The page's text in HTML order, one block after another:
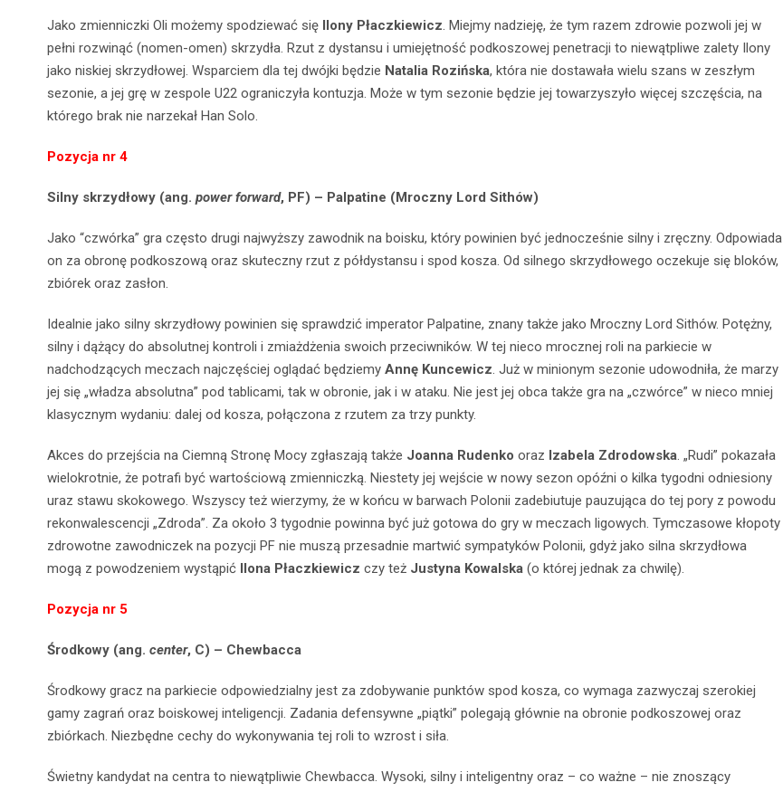
Jako zmienniczki Oli możemy spodziewać się Ilony Płaczkiewicz. Miejmy nadzieję, że tym razem zdrowie pozwoli jej w
pełni rozwinąć (nomen-omen) skrzydła. Rzut z dystansu i umiejętność podkoszowej penetracji to niewątpliwe zalety Ilony
jako niskiej skrzydłowej. Wsparciem dla tej dwójki będzie Natalia Rozińska, która nie dostawała wielu szans w zeszłym
sezonie, a jej grę w zespole U22 ograniczyła kontuzja. Może w tym sezonie będzie jej towarzyszyło więcej szczęścia, na
którego brak nie narzekał Han Solo.
Pozycja nr 4
Silny skrzydłowy (ang. power forward, PF) – Palpatine (Mroczny Lord Sithów)
Jako “czwórka” gra często drugi najwyższy zawodnik na boisku, który powinien być jednocześnie silny i zręczny. Odpowiada
on za obronę podkoszową oraz skuteczny rzut z półdystansu i spod kosza. Od silnego skrzydłowego oczekuje się bloków,
zbiórek oraz zasłon.
Idealnie jako silny skrzydłowy powinien się sprawdzić imperator Palpatine, znany także jako Mroczny Lord Sithów. Potężny,
silny i dążący do absolutnej kontroli i zmiażdżenia swoich przeciwników. W tej nieco mrocznej roli na parkiecie w
nadchodzących meczach najczęściej oglądać będziemy Annę Kuncewicz. Już w minionym sezonie udowodniła, że marzy
jej się „władza absolutna” pod tablicami, tak w obronie, jak i w ataku. Nie jest jej obca także gra na „czwórce” w nieco mniej
klasycznym wydaniu: dalej od kosza, połączona z rzutem za trzy punkty.
Akces do przejścia na Ciemną Stronę Mocy zgłaszają także Joanna Rudenko oraz Izabela Zdrodowska. „Rudi” pokazała
wielokrotnie, że potrafi być wartościową zmienniczką. Niestety jej wejście w nowy sezon opóźni o kilka tygodni odniesiony
uraz stawu skokowego. Wszyscy też wierzymy, że w końcu w barwach Polonii zadebiutuje pauzująca do tej pory z powodu
rekonwalescencji „Zdroda”. Za około 3 tygodnie powinna być już gotowa do gry w meczach ligowych. Tymczasowe kłopoty
zdrowotne zawodniczek na pozycji PF nie muszą przesadnie martwić sympatyków Polonii, gdyż jako silna skrzydłowa
mogą z powodzeniem wystąpić
Ilona Płaczkiewicz czy też Justyna Kowalska (o której jednak za chwilę).
Pozycja nr 5
Środkowy (ang. center, C) – Chewbacca
Środkowy gracz na parkiecie odpowiedzialny jest za zdobywanie punktów spod kosza, co wymaga zazwyczaj szerokiej
gamy zagrań oraz boiskowej inteligencji. Zadania defensywne „piątki” polegają głównie na obronie podkoszowej oraz
zbiórkach. Niezbędne cechy do wykonywania tej roli to wzrost i siła.
Świetny kandydat na centra to niewątpliwie Chewbacca. Wysoki, silny i inteligentny oraz – co ważne – nie znoszący